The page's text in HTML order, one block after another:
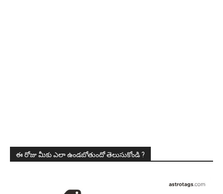
ఈ రోజు మీకు ఎలా ఉండబోతుందో తెలుసుకోండి ?